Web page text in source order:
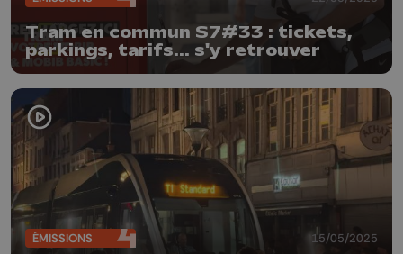
Tram en commun S7#33 : tickets,
parkings, tarifs... s'y retrouver
ÉMISSIONS 15/05/2025